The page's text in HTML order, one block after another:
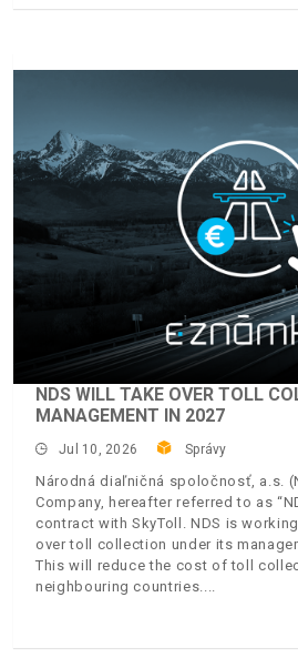
NDS WILL TAKE OVER TOLL
MANAGEMENT IN 2027
Jul 10, 2026 Správy
Národná diaľničná spoločnosť, a.s.
Company, hereafter referred to as
contract with SkyToll. NDS is
over toll collection under its
This will reduce the cost of toll
neighbouring countries.